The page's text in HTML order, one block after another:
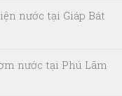
nước tại Giáp Bát
nước tại Phú Lãm